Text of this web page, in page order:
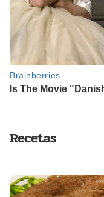
Recetas